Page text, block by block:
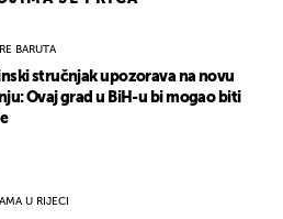
BARUTA
stručnjak upozorava na novu
Ovaj grad u BiH-u bi mogao biti
U RIJECI